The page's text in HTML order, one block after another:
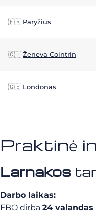
🇫🇷 Paryžius
🇨🇭Ženeva Cointrin
🇬🇧 Londonas
Praktinė
Larnakos
Darbo laikas:
FBO dirba 24 valandas